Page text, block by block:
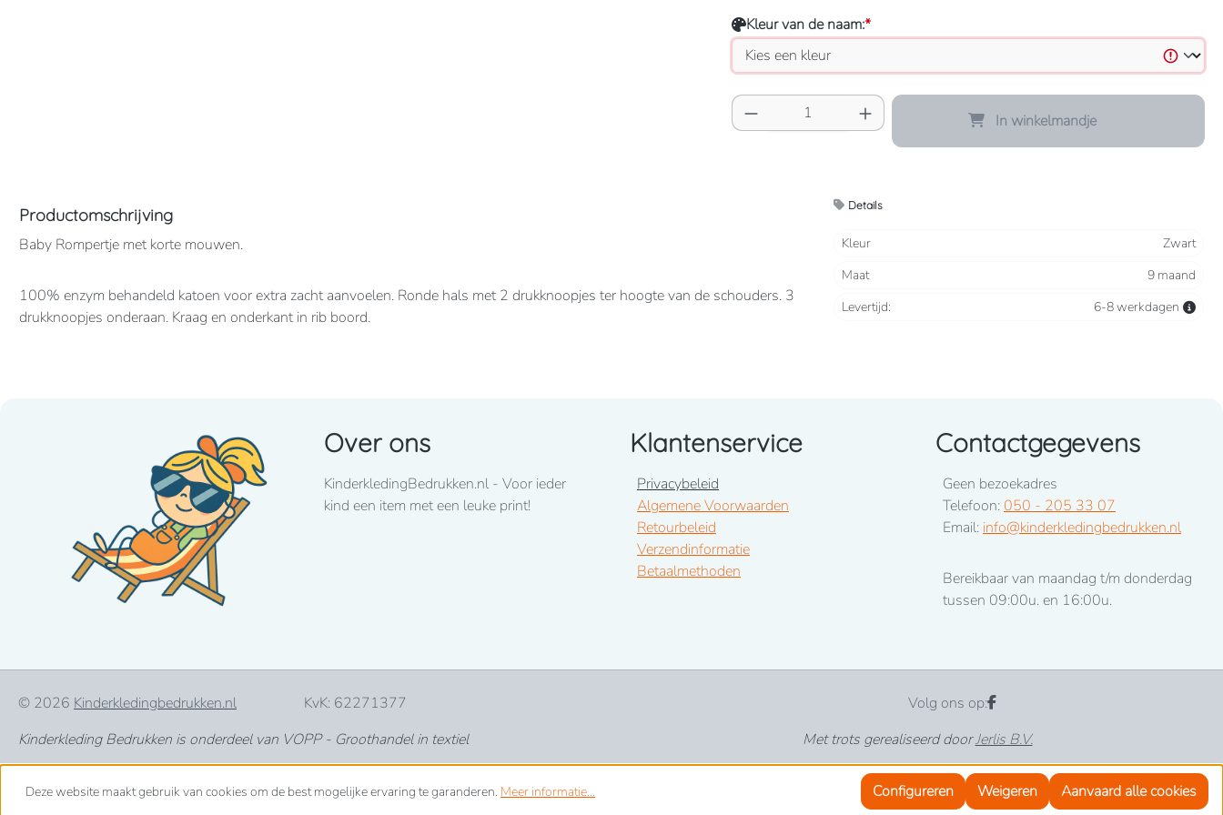
Kleur van de naam:*
Producthoeveelheid: Voer de gewenste
In winkelmandje
Productomschrijving
Baby Rompertje met korte mouwen.
100% enzym behandeld katoen voor extra zacht aanvoelen. Ronde hals met 2 drukknoopjes ter hoogte van de schouders. 3
drukknoopjes onderaan. Kraag en onderkant in rib boord.
Details
Kleur
Zwart
Maat
9 maand
Levertijd:
6-8 werkdagen
Over ons
KinderkledingBedrukken.nl - Voor ieder
kind een item met een leuke print!
Klantenservice
Privacybeleid
Algemene Voorwaarden
Retourbeleid
Verzendinformatie
Betaalmethoden
Contactgegevens
Geen bezoekadres
Telefoon: 050 - 205 33 07
Email: info@kinderkledingbedrukken.nl
Bereikbaar van maandag t/m donderdag
tussen 09:00u. en 16:00u.
© 2026 Kinderkledingbedrukken.nl KvK: 62271377
Volg ons op:
Kinderkleding Bedrukken is onderdeel van VOPP - Groothandel in textiel
Met trots gerealiseerd doorJerlis B.V.
Deze website maakt gebruik van cookies om de best mogelijke ervaring te garanderen. Meer informatie... Weigeren
Configureren Aanvaard alle cookies